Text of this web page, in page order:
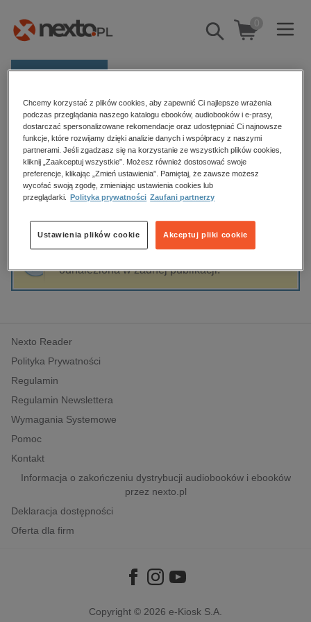
Pokaż/schowaj
wyszukiwarkę
0
E-prasa
Kategorie
Zobacz wszystkie E-prasa
budownictwo, aranżacja wnętrz
biznesowe, branżowe, gospodarka
edukacja
hobby, sport, rozrywka
komputery, internet, technologie, informatyka
polityka, społeczno-informacyjne
psychologiczne
inne
popularno-naukowe
historia
Strona główna Karolina Sulej
Karolina Sulej
Sortowanie Filtrowanie
odnaleziona w żadnej publikacji.
Nexto Reader
Polityka Prywatności
Regulamin
Regulamin Newslettera
Wymagania Systemowe
Pomoc
Kontakt
Informacja o zakończeniu dystrybucji audiobooków i ebooków
przez nexto.pl
Deklaracja dostępności
Oferta dla firm
Copyright © 2026 e-Kiosk S.A.
Chcemy korzystać z plików cookies, aby zapewnić Ci najlepsze wrażenia
podczas przeglądania naszego katalogu ebooków, audiobooków i e-prasy,
dostarczać spersonalizowane rekomendacje oraz udostępniać Ci najnowsze
funkcje, które rozwijamy dzięki analizie danych i współpracy z naszymi
partnerami. Jeśli zgadzasz się na korzystanie ze wszystkich plików cookies,
kliknij „Zaakceptuj wszystkie”. Możesz również dostosować swoje
preferencje, klikając „Zmień ustawienia”. Pamiętaj, że zawsze możesz
wycofać swoją zgodę, zmieniając ustawienia cookies lub
przeglądarki.
Polityka prywatności Zaufani partnerzy
Akceptuj pliki cookie
Ustawienia plików cookie